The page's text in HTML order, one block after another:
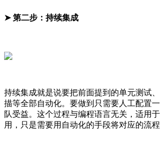
➤ 第二步：持续集成
持续集成就是说要把前面提到的单元测试
描等全部自动化。要做到只需要人工配置
队受益。这个过程与编程语言无关，适用
用，只是需要用自动化的手段将对应的流程